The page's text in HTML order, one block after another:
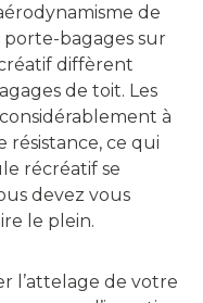
de
porte-bagages sur
diffèrent
de toit. Les
à
résistance, ce qui
récréatif se
devez vous
le plein.
l’attelage de votre